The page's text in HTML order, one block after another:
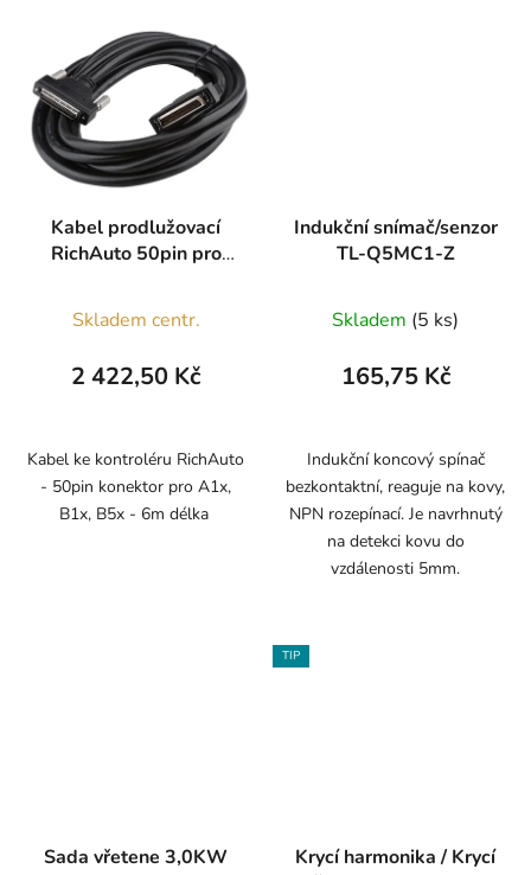
Kabel prodlužovací
RichAuto 50pin pro
Skladem centr.
2 422,50 Kč
Kabel ke kontroléru RichAuto
- 50pin konektor pro A1x,
B1x, B5x - 6m délka
Indukční snímač/senzor
TL-Q5MC1-Z
Skladem (5 ks)
165,75 Kč
Indukční koncový spínač
bezkontaktní, reaguje na kovy,
NPN rozepínací. Je navrhnutý
na detekci kovu do
vzdálenosti 5mm.
Sada vřetene 3,0KW
TIP
Krycí harmonika / Krycí